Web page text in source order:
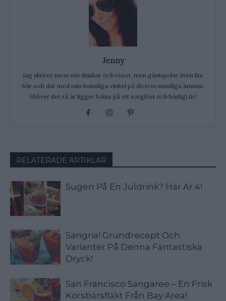
Jenny
Jag skriver mest om drinkar och resor, men gästspelar även lite
här och där med min kvinnliga vinkel på diverse manliga ämnen.
Utöver det så är ligger fokus på ett sorglöst och härligt liv!
RELATERADE ARTIKLAR
Sugen På En Juldrink? Här Är 4!
Sangria! Grundrecept Och
Varianter På Denna Fantastiska
Dryck!
San Francisco Sangaree – En Frisk
Körsbärsfläkt Från Bay Area!